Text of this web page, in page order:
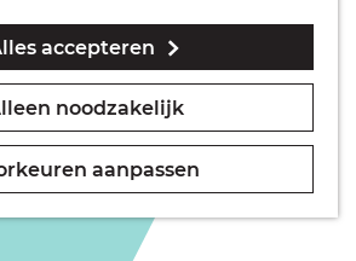
accepteren
noodzakelijk
aanpassen
Geocachen
Naar het museum